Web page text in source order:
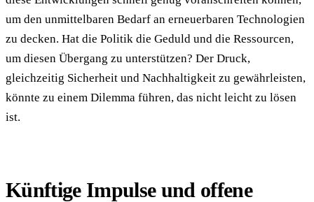
um den unmittelbaren Bedarf an erneuerbaren Technologien
zu decken. Hat die Politik die Geduld und die Ressourcen,
um diesen Übergang zu unterstützen? Der Druck,
gleichzeitig Sicherheit und Nachhaltigkeit zu gewährleisten,
könnte zu einem Dilemma führen, das nicht leicht zu lösen
ist.
Künftige Impulse und offene